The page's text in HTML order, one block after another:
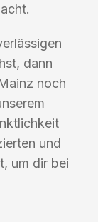
dann
noch
und
um dir bei